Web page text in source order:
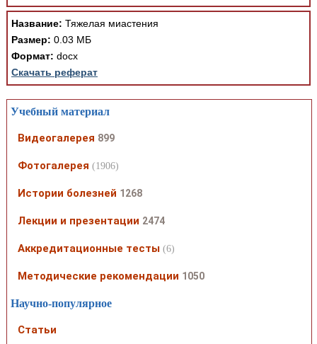
Название: Тяжелая миастения
Размер: 0.03 МБ
Формат: docx
Скачать реферат
Учебный материал
Видеогалерея 899
Фотогалерея (1906)
Истории болезней 1268
Лекции и презентации 2474
Аккредитационные тесты (6)
Методические рекомендации 1050
Научно-популярное
Статьи